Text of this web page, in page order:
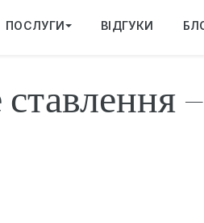
ПОСЛУГИ ВІДГУКИ